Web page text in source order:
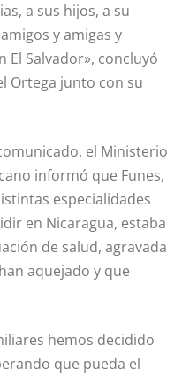
a sus hijos, a su
y amigas y
El Salvador», concluyó
Ortega junto con su
el Ministerio
informó que Funes,
especialidades
en Nicaragua, estaba
de salud, agravada
aquejado y que
hemos decidido
que pueda el